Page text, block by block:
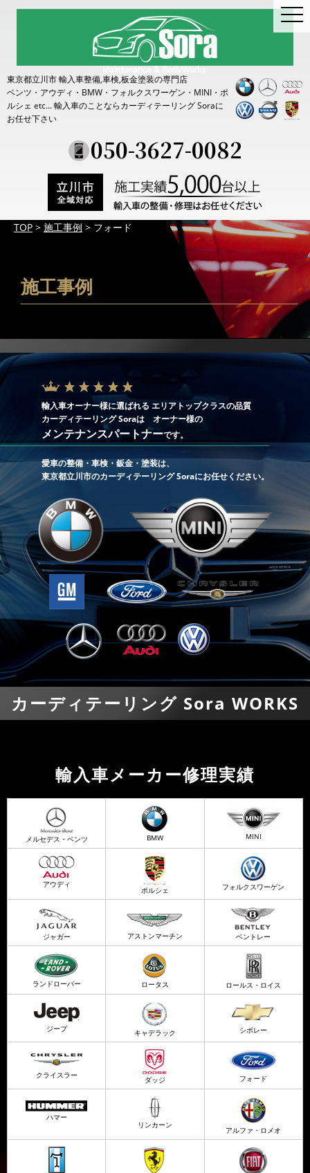
東京都立川市 輸入車整備,車検,板金塗装の専門店
ベンツ・アウディ・BMW・フォルクスワーゲン・MINI・ポ
ルシェ etc...輸入車のことならカーディテーリング Soraに
お任せ下さい
050-3627-0082
TOP > 施工事例 > フォード
施工事例
輸入車オーナー様に選ばれる エリアトップクラスの品質
カーディテーリング Soraは オーナー様の
メンテナンスパートナーです。
愛車の整備・車検・鈑金・塗装は、
東京都立川市のカーディテーリング Soraにお任せください。
カーディテーリング Sora WORKS
輸入車メーカー修理実績
メルセデス・ベンツ BMW MINI
アウディ
ポルシェ フォルクスワーゲン
ジャガー アストンマーチン ベントレー
ランドローバー ロータス ロールス・ロイス
ジープ キャデラック シボレー
クライスラー ダッジ フォード
ハマー
リンカーン
アルファ・ロメオ